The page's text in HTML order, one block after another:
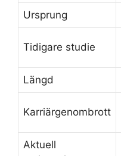
Ursprung
Tidigare studie
Längd
Karriärgenombrott
Aktuell